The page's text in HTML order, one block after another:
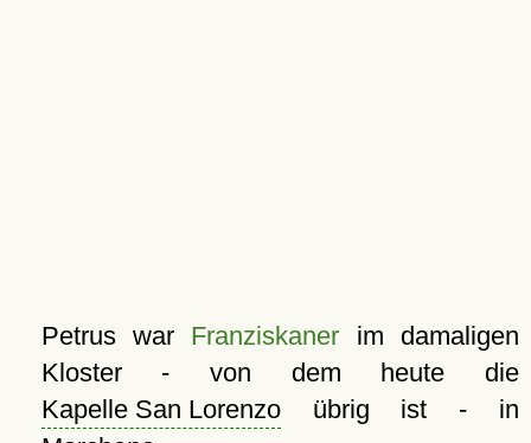
Petrus war Franziskaner im damaligen
Kloster - von dem heute die
Kapelle San Lorenzoübrig ist - in